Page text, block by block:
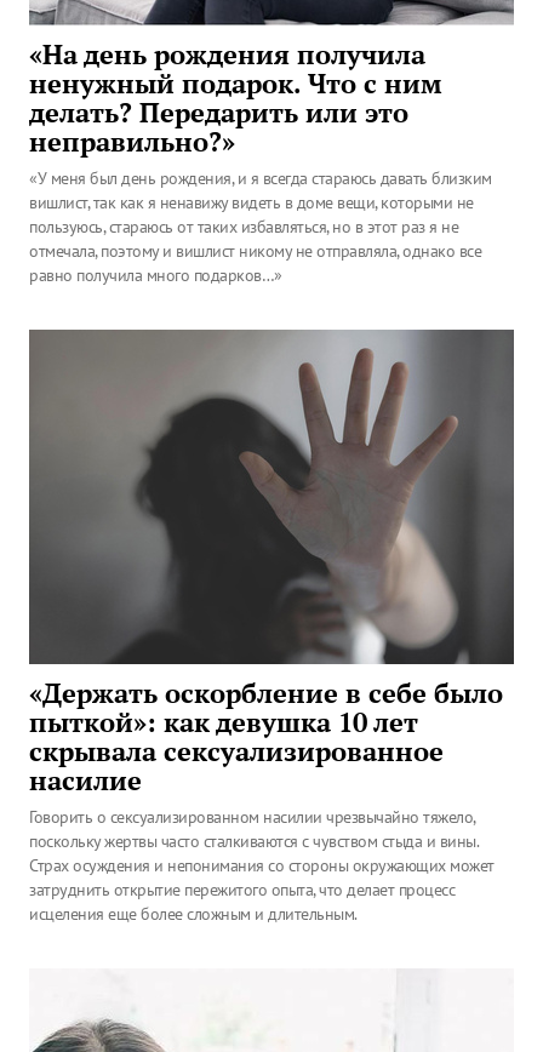
«На день рождения получила
ненужный подарок. Что с ним
делать? Передарить или это
неправильно?»
«У меня был день рождения, и я всегда стараюсь давать близким
вишлист, так как я ненавижу видеть в доме вещи, которыми не
пользуюсь, стараюсь от таких избавляться, но в этот раз я не
отмечала, поэтому и вишлист никому не отправляла, однако все
равно получила много подарков…»
«Держать оскорбление в себе было
пыткой»: как девушка 10 лет
скрывала сексуализированное
насилие
Говорить о сексуализированном насилии чрезвычайно тяжело,
поскольку жертвы часто сталкиваются с чувством стыда и вины.
Страх осуждения и непонимания со стороны окружающих может
затруднить открытие пережитого опыта, что делает процесс
исцеления еще более сложным и длительным.